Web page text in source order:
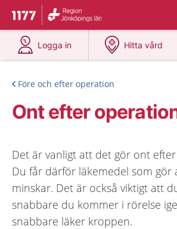
Till startsidan för 1177
Du har valt region
Logga in
på 1177.se
Hitta vård
på 1177.se
Före och efter operation
Ont efter
Det är vanligt att det gör ont
Du får därför läkemedel som gör
minskar. Det är också viktigt att
snabbare du kommer i rörelse
snabbare läker kroppen.